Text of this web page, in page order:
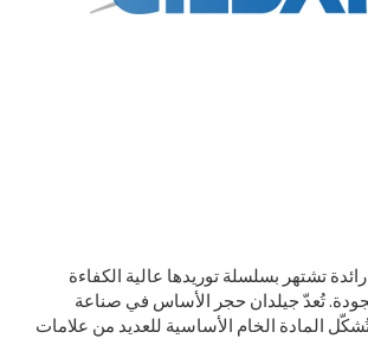
تشتهر بسلسلة توريدها عالية الكفاءة
تُعدّ جيلدان حجر الأساس في صناعة
المادة الخام الأساسية للعديد من علامات